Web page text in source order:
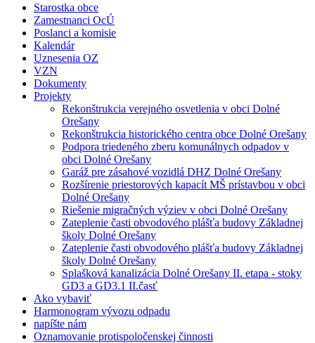
Starostka obce
Zamestnanci OcÚ
Poslanci a komisie
Kalendár
Uznesenia OZ
VZN
Dokumenty
Projekty
Rekonštrukcia verejného osvetlenia v obci Dolné
Orešany
Rekonštrukcia historického centra obce Dolné Orešany
Podpora triedeného zberu komunálnych odpadov v
obci Dolné Orešany
Garáž pre zásahové vozidlá DHZ Dolné Orešany
Rozšírenie priestorových kapacít MŠ prístavbou v obci
Dolné Orešany
Riešenie migračných výziev v obci Dolné Orešany
Zateplenie časti obvodového plášťa budovy Základnej
školy Dolné Orešany
Zateplenie časti obvodového plášťa budovy Základnej
školy Dolné Orešany
Splašková kanalizácia Dolné Orešany II. etapa - stoky
GD3 a GD3.1 II.časť
Ako vybaviť
Harmonogram vývozu odpadu
napíšte nám
Oznamovanie protispoločenskej činnosti